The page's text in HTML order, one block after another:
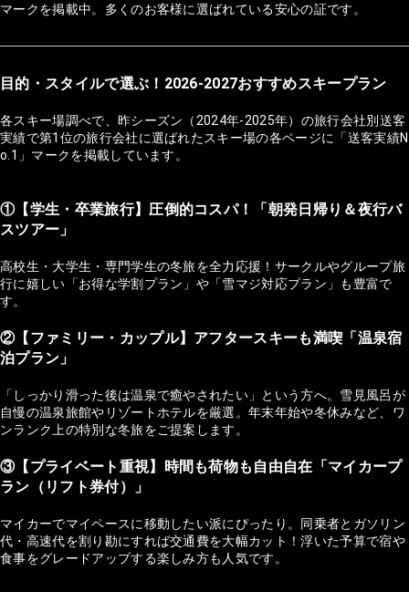
マークを掲載中。多くのお客様に選ばれている安心の証です。
目的・スタイルで選ぶ！2026-2027おすすめスキープラン
各スキー場調べで、昨シーズン（2024年-2025年）の旅行会社別送客
実績で第1位の旅行会社に選ばれたスキー場の各ページに「送客実績N
o.1」マークを掲載しています。
①【学生・卒業旅行】圧倒的コスパ！「朝発日帰り＆夜行バ
スツアー」
高校生・大学生・専門学生の冬旅を全力応援！サークルやグループ旅
行に嬉しい「お得な学割プラン」や「雪マジ対応プラン」も豊富で
す。
②【ファミリー・カップル】アフタースキーも満喫「温泉宿
泊プラン」
「しっかり滑った後は温泉で癒やされたい」という方へ。雪見風呂が
自慢の温泉旅館やリゾートホテルを厳選。年末年始や冬休みなど、ワ
ンランク上の特別な冬旅をご提案します。
③【プライベート重視】時間も荷物も自由自在「マイカープ
ラン（リフト券付）」
マイカーでマイペースに移動したい派にぴったり。同乗者とガソリン
代・高速代を割り勘にすれば交通費を大幅カット！浮いた予算で宿や
食事をグレードアップする楽しみ方も人気です。